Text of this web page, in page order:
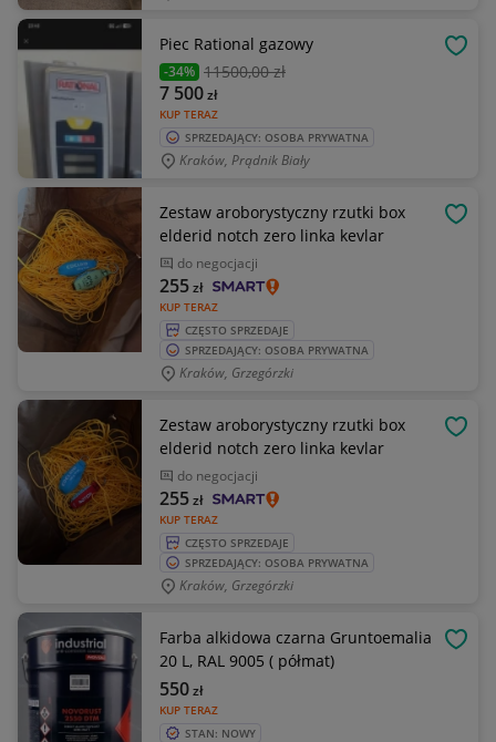
Piec Rational gazowy
-34% 11500,00 zł
KUP TERAZ
7 500zł
SPRZEDAJĄCY: OSOBA PRYWATNA
Kraków, Prądnik Biały
Zestaw aroborystyczny rzutki box
elderid notch zero linka kevlar
do negocjacji
KUP TERAZ
255zł
CZĘSTO SPRZEDAJE
SPRZEDAJĄCY: OSOBA PRYWATNA
Kraków, Grzegórzki
Zestaw aroborystyczny rzutki box
elderid notch zero linka kevlar
do negocjacji
KUP TERAZ
255zł
CZĘSTO SPRZEDAJE
SPRZEDAJĄCY: OSOBA PRYWATNA
Kraków, Grzegórzki
Farba alkidowa czarna Gruntoemalia
20 L, RAL 9005 ( półmat)
KUP TERAZ
550zł
STAN: NOWY